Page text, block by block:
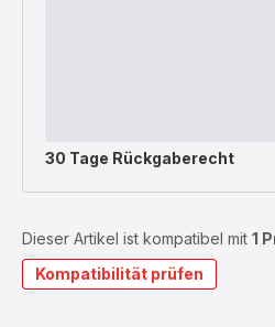
30 Tage Rückgaberecht
Dieser Artikel ist kompatibel mit 1
Kompatibilität prüfen